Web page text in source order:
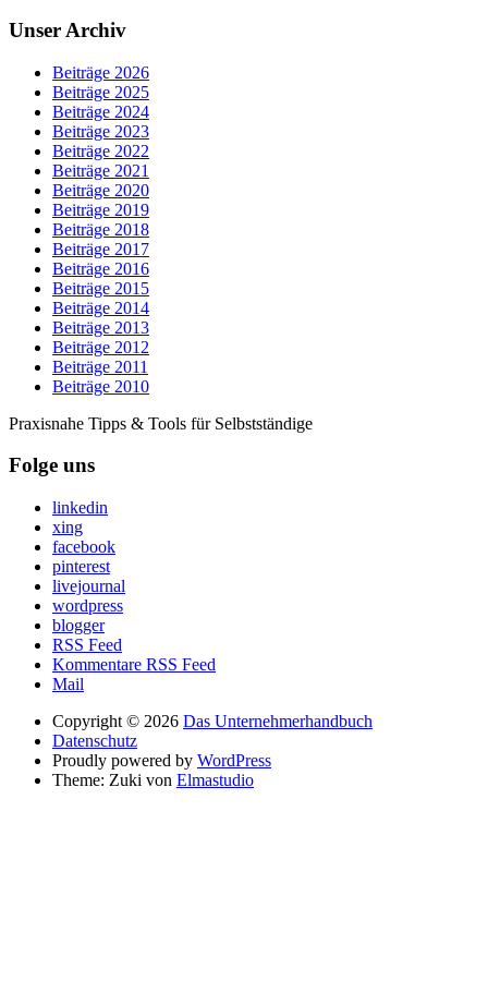
Unser Archiv
Beiträge 2026
Beiträge 2025
Beiträge 2024
Beiträge 2023
Beiträge 2022
Beiträge 2021
Beiträge 2020
Beiträge 2019
Beiträge 2018
Beiträge 2017
Beiträge 2016
Beiträge 2015
Beiträge 2014
Beiträge 2013
Beiträge 2012
Beiträge 2011
Beiträge 2010
Praxisnahe Tipps & Tools für Selbstständige
Folge uns
linkedin
xing
facebook
pinterest
livejournal
wordpress
blogger
RSS Feed
Kommentare RSS Feed
Mail
Copyright © 2026 Das Unternehmerhandbuch
Datenschutz
Proudly powered by WordPress
Theme: Zuki von Elmastudio